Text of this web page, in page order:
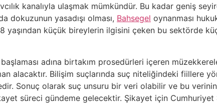
kanalıyla ulaşmak mümkündür. Bu kadar geniş
dokuzunun yasadışı olması, Bahsegel oynanması
küçük bireylerin ilgisini çeken bu sektörde
adına birtakım prosedürleri içeren
alacaktır. Bilişim suçlarında suç niteliğindeki fiillere
Sonuç olarak suç unsuru bir veri olabilir ve bu
süreci gündeme gelecektir. Şikayet için Cumhuriyet